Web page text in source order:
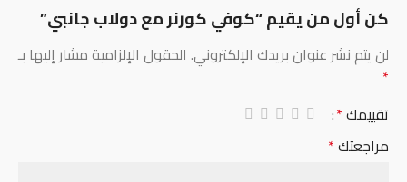
كن أول من يقيم “كوفي كورنر مع دولاب جانبي”
لن يتم نشر عنوان بريدك الإلكتروني. الحقول الإلزامية مشار إليها بـ
*
تقييمك*
مراجعتك*